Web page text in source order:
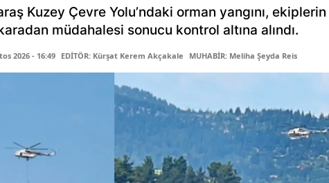
Kuzey Çevre Yolu’ndaki orman yangını, ekiplerin
müdahalesi sonucu kontrol altına alındı.
2026 - 16:49 EDİTÖR: Kürşat Kerem Akçakale MUHABİR: Meliha Şeyda Reis